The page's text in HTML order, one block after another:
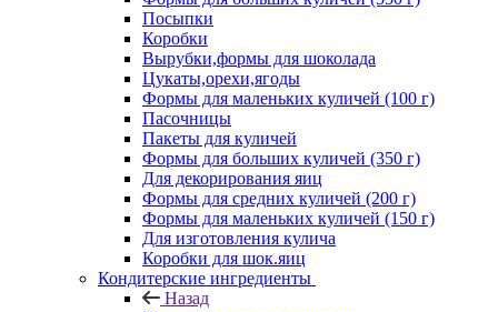
Посыпки
Коробки
Вырубки,формы для шоколада
Цукаты,орехи,ягоды
Формы для маленьких куличей (100 г)
Пасочницы
Пакеты для куличей
Формы для больших куличей (350 г)
Для декорирования яиц
Формы для средних куличей (200 г)
Формы для маленьких куличей (150 г)
Для изготовления кулича
Коробки для шок.яиц
Кондитерские ингредиенты
Назад